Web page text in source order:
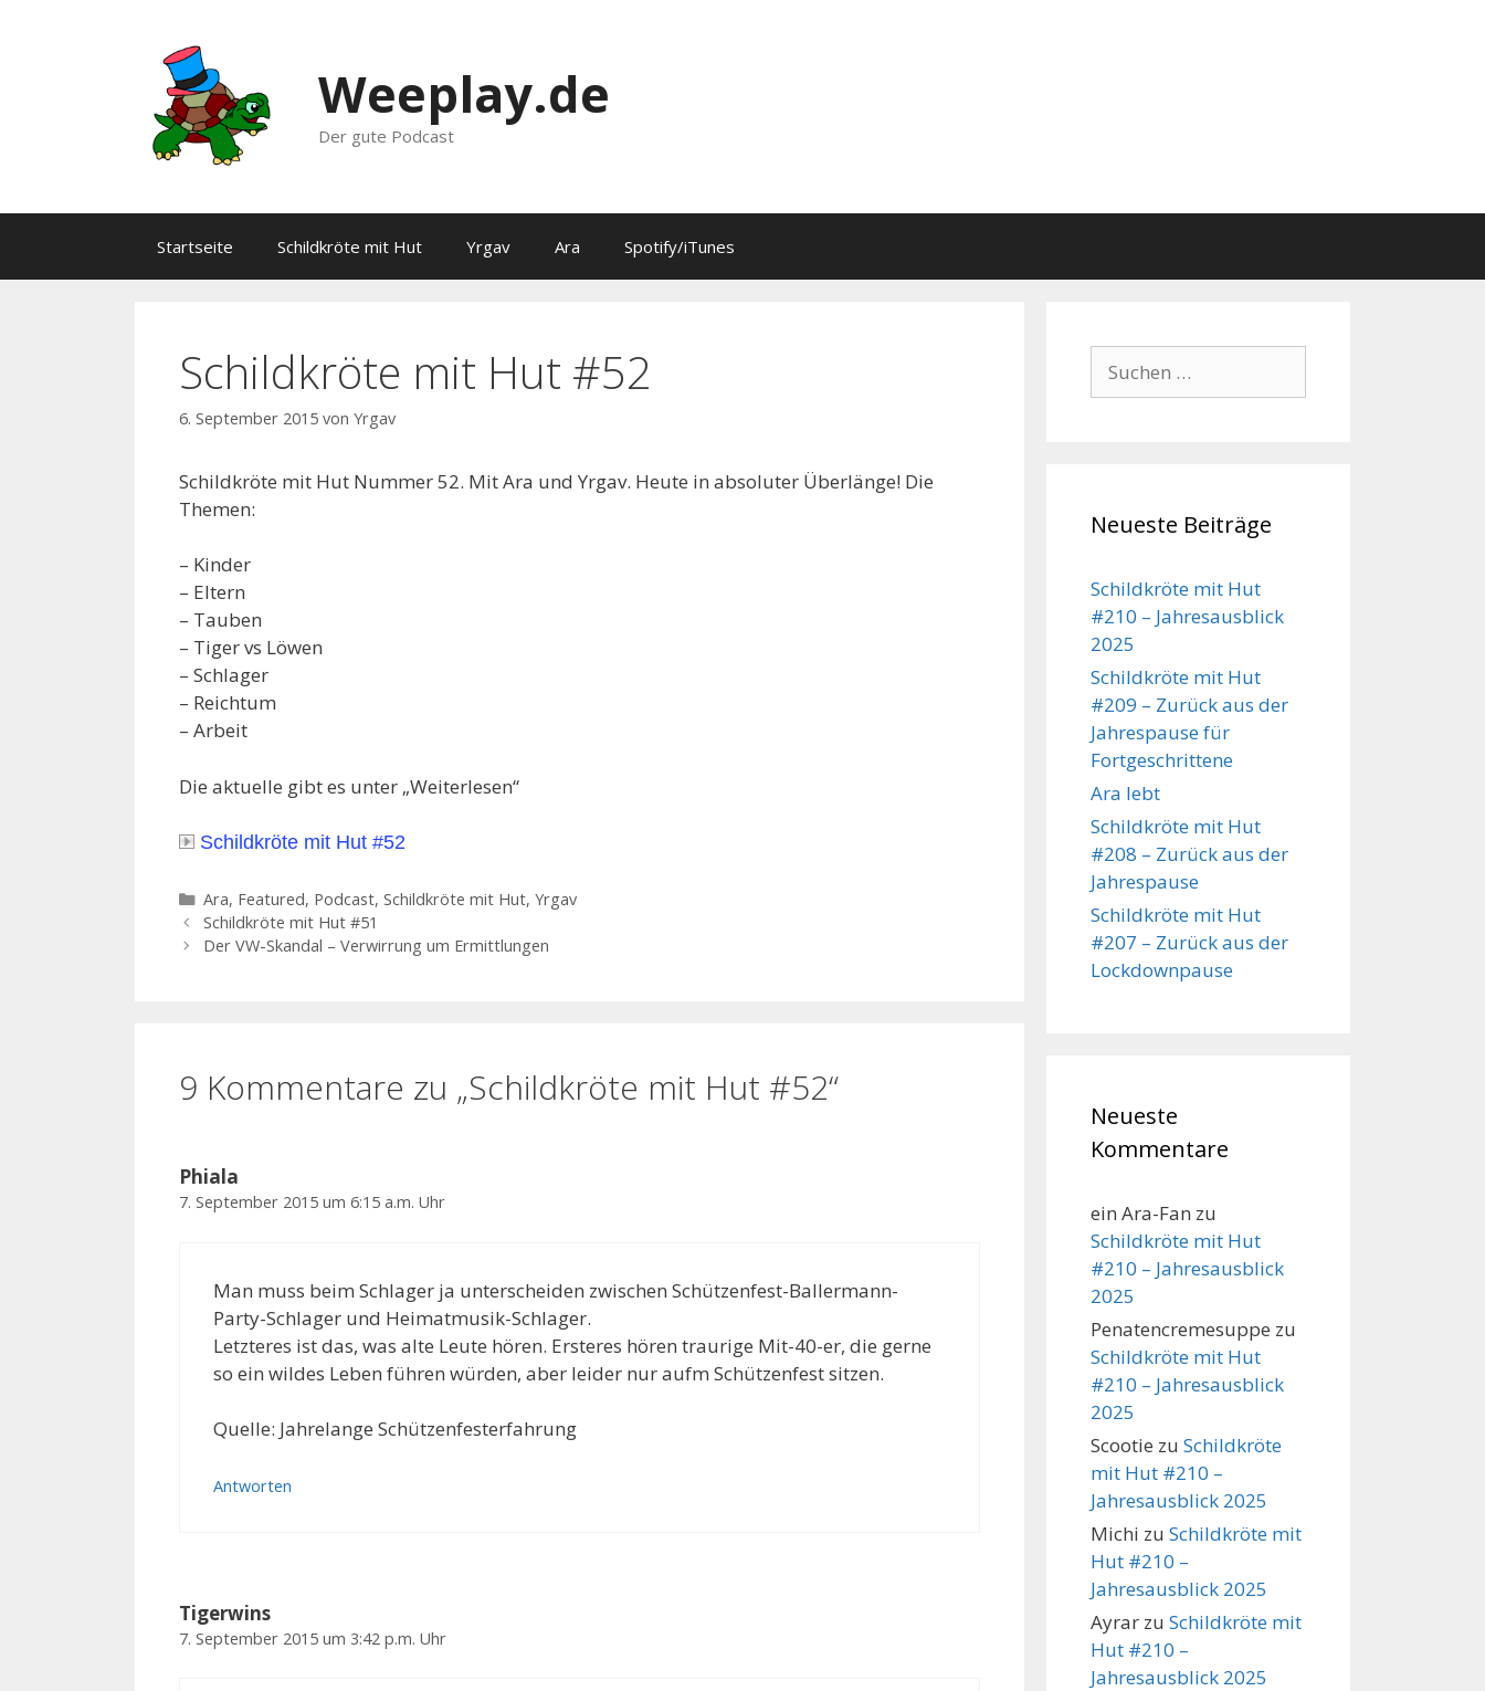
Weeplay.de
Der gute Podcast
Startseite Schildkröte mit Hut Yrgav Ara Spotify/iTunes
Schildkröte mit Hut #52
6. September 2015 von Yrgav
Schildkröte mit Hut Nummer 52. Mit Ara und Yrgav. Heute in absoluter Überlänge! Die
Themen:
– Kinder
– Eltern
– Tauben
– Tiger vs Löwen
– Schlager
– Reichtum
– Arbeit
Die aktuelle gibt es unter „Weiterlesen“
Schildkröte mit Hut #52
Kategorien
Ara, Featured, Podcast, Schildkröte mit Hut, Yrgav
Schildkröte mit Hut #51
Der VW-Skandal – Verwirrung um Ermittlungen
9 Kommentare zu „Schildkröte mit Hut #52“
Phiala
7. September 2015 um 6:15 a.m. Uhr
Man muss beim Schlager ja unterscheiden zwischen Schützenfest-Ballermann-
Party-Schlager und Heimatmusik-Schlager.
Letzteres ist das, was alte Leute hören. Ersteres hören traurige Mit-40-er, die gerne
so ein wildes Leben führen würden, aber leider nur aufm Schützenfest sitzen.
Quelle: Jahrelange Schützenfesterfahrung
Antworten
Tigerwins
7. September 2015 um 3:42 p.m. Uhr
nach:
Neueste Beiträge
Schildkröte mit Hut
#210 – Jahresausblick
2025
Schildkröte mit Hut
#209 – Zurück aus der
Jahrespause für
Fortgeschrittene
Ara lebt
Schildkröte mit Hut
#208 – Zurück aus der
Jahrespause
Schildkröte mit Hut
#207 – Zurück aus der
Lockdownpause
Neueste
Kommentare
ein Ara-Fan zu
Schildkröte mit Hut
#210 – Jahresausblick
2025
Penatencremesuppe zu
Schildkröte mit Hut
#210 – Jahresausblick
2025
Scootie zu Schildkröte
mit Hut #210 –
Jahresausblick 2025
Michi zu Schildkröte mit
Hut #210 –
Jahresausblick 2025
Ayrar zu Schildkröte mit
Hut #210 –
Jahresausblick 2025